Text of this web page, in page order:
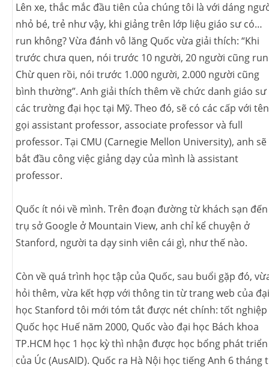
Lên xe, thắc mắc đầu tiên của chúng tôi là với dáng
nhỏ bé, trẻ như vậy, khi giảng trên lớp liệu giáo sư có…
run không? Vừa đánh vô lăng Quốc vừa giải thích: “Khi
trước chưa quen, nói trước 10 người, 20 người cũng
Chừ quen rồi, nói trước 1.000 người, 2.000 người cũng
bình thường”. Anh giải thích thêm về chức danh giáo sư
các trường đại học tại Mỹ. Theo đó, sẽ có các cấp với tên
gọi assistant professor, associate professor và full
professor. Tại CMU (Carnegie Mellon University), anh sẽ
bắt đầu công việc giảng dạy của mình là assistant
professor.
Quốc ít nói về mình. Trên đoạn đường từ khách sạn đến
trụ sở Google ở Mountain View, anh chỉ kể chuyện ở
Stanford, người ta dạy sinh viên cái gì, như thế nào.
Còn về quá trình học tập của Quốc, sau buổi gặp đó,
hỏi thêm, vừa kết hợp với thông tin từ trang web của đại
học Stanford tôi mới tóm tắt được nét chính: tốt nghiệp
Quốc học Huế năm 2000, Quốc vào đại học Bách khoa
TP.HCM học 1 học kỳ thì nhận được học bổng phát triển
của Úc (AusAID). Quốc ra Hà Nội học tiếng Anh 6 tháng